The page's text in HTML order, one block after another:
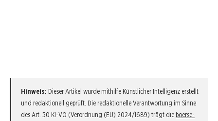
Hinweis: Dieser Artikel wurde mithilfe Künstlicher Intelligenz erstellt
und redaktionell geprüft. Die redaktionelle Verantwortung im Sinne
des Art. 50 KI-VO (Verordnung (EU) 2024/1689) trägt die boerse-